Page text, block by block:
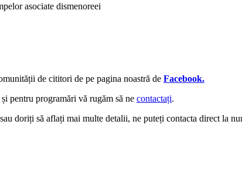
asociate dismenoreei
de cititori de pe pagina noastră de Facebook.
pentru programări vă rugăm să ne contactați.
doriți să aflați mai multe detalii, ne puteți contacta direct la